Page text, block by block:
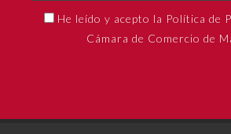
He leído y acepto la Política de
Cámara de Comercio de